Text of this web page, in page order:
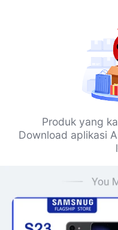
Produk yang
Download aplikasi